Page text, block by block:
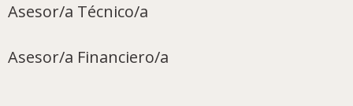
Asesor/a Técnico/a
Asesor/a Financiero/a